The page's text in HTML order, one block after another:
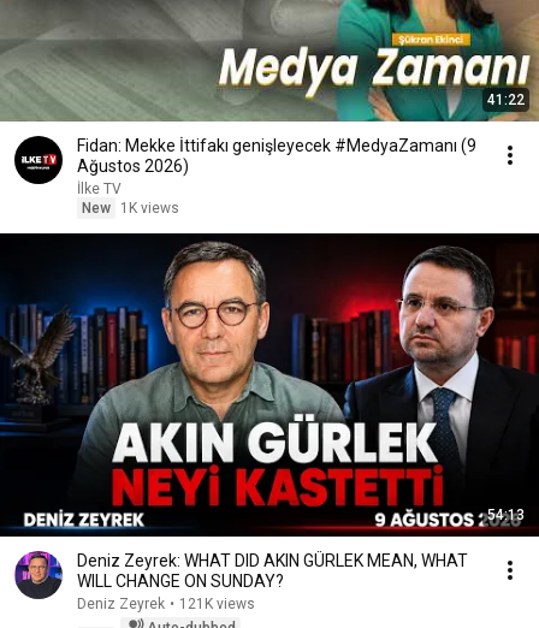
41:22
Fidan: Mekke İttifakı genişleyecek #MedyaZamanı (9
Ağustos 2026)
İlke TV
New
1K views
54:13
Deniz Zeyrek: WHAT DID AKIN GÜRLEK MEAN, WHAT
WILL CHANGE ON SUNDAY?
Deniz Zeyrek • 121K views